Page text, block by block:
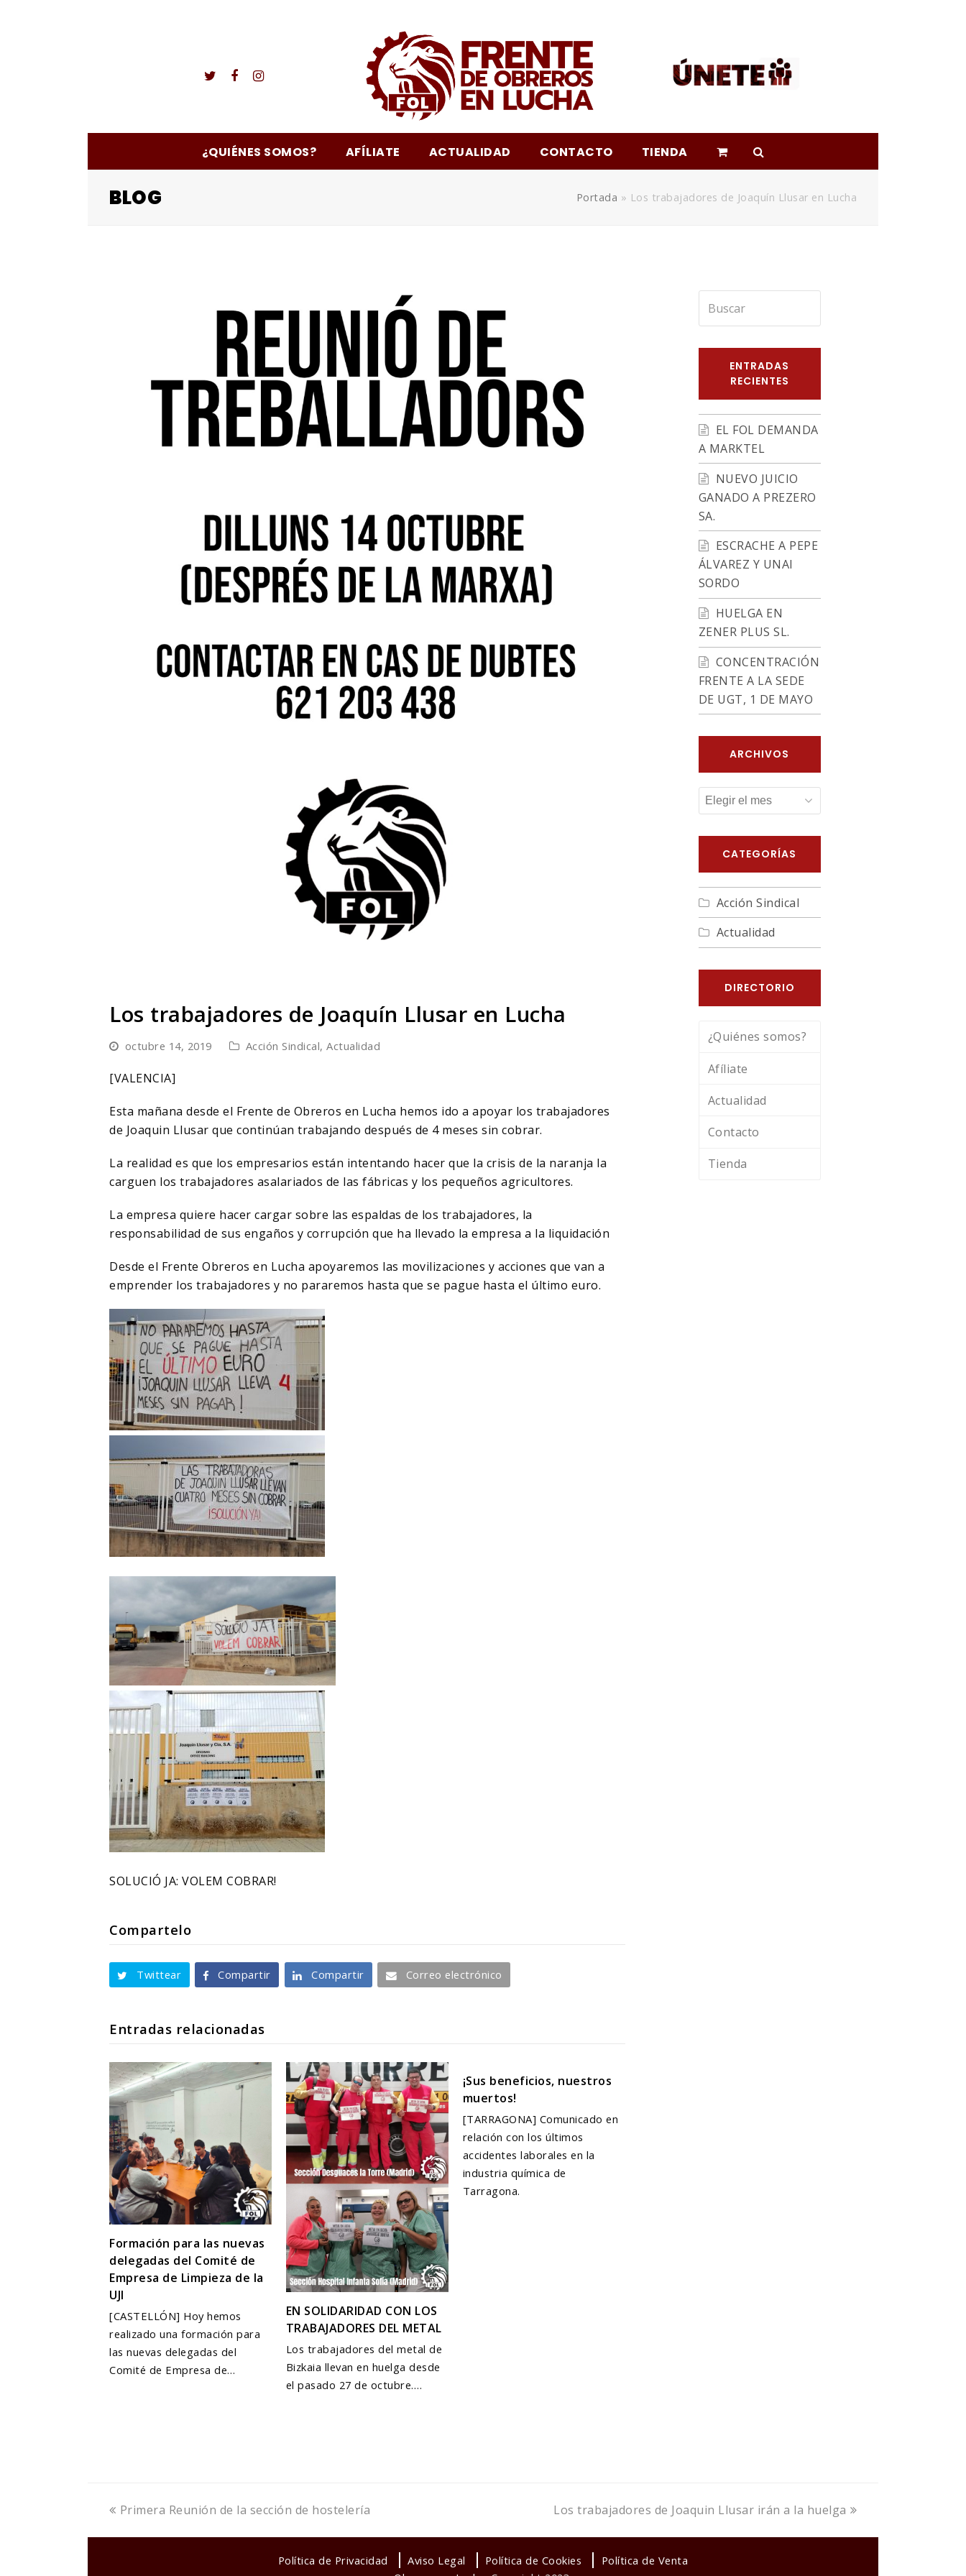
Twitter
FacebookInstagram
¿QUIÉNES SOMOS? AFÍLIATE ACTUALIDAD CONTACTO TIENDA
BLOG Portada » Los trabajadores de Joaquín Llusar en Lucha
Los trabajadores de Joaquín Llusar en Lucha
octubre 14, 2019 Acción Sindical, Actualidad
[VALENCIA]
Esta mañana desde el Frente de Obreros en Lucha hemos ido a apoyar los trabajadores
de Joaquin Llusar que continúan trabajando después de 4 meses sin cobrar.
La realidad es que los empresarios están intentando hacer que la crisis de la naranja la
carguen los trabajadores asalariados de las fábricas y los pequeños agricultores.
La empresa quiere hacer cargar sobre las espaldas de los trabajadores, la
responsabilidad de sus engaños y corrupción que ha llevado la empresa a la liquidación
Desde el Frente Obreros en Lucha apoyaremos las movilizaciones y acciones que van a
emprender los trabajadores y no pararemos hasta que se pague hasta el último euro.
SOLUCIÓ JA: VOLEM COBRAR!
Compartelo
Twittear Compartir Compartir Correo electrónico
Entradas relacionadas
Formación para las nuevas
delegadas del Comité de
Empresa de Limpieza de la
UJI
[CASTELLÓN] Hoy hemos
realizado una formación para
las nuevas delegadas del
Comité de Empresa de…
EN SOLIDARIDAD CON LOS
TRABAJADORES DEL METAL
Los trabajadores del metal de
Bizkaia llevan en huelga desde
el pasado 27 de octubre.…
¡Sus beneficios, nuestros
muertos!
[TARRAGONA] Comunicado en
relación con los últimos
accidentes laborales en la
industria química de
Tarragona.
ENTRADAS
RECIENTES
EL FOL DEMANDA
A MARKTEL
NUEVO JUICIO
GANADO A PREZERO
SA.
ESCRACHE A PEPE
ÁLVAREZ Y UNAI
SORDO
HUELGA EN
ZENER PLUS SL.
CONCENTRACIÓN
FRENTE A LA SEDE
DE UGT, 1 DE MAYO
ARCHIVOS
ARCHIVOS
CATEGORÍAS
Acción Sindical
Actualidad
DIRECTORIO
¿Quiénes somos?
Afíliate
Actualidad
Contacto
Tienda
previous
Primera Reunión de la sección de hostelería
next
Los trabajadores de Joaquin Llusar irán a la huelga
Política de Privacidad Aviso Legal Política de Cookies
Política de Venta